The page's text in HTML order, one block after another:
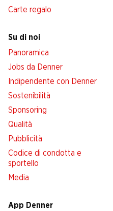
Carte regalo
Su di noi
Panoramica
Jobs da Denner
Indipendente con Denner
Sostenibilità
Sponsoring
Qualità
Pubblicità
Codice di condotta e
sportello
Media
App Denner